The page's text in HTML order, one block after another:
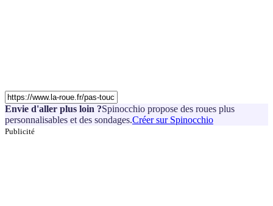
Envie d'aller plus loin ?Spinocchio propose des roues plus
personnalisables et des sondages.Créer sur Spinocchio
Publicité